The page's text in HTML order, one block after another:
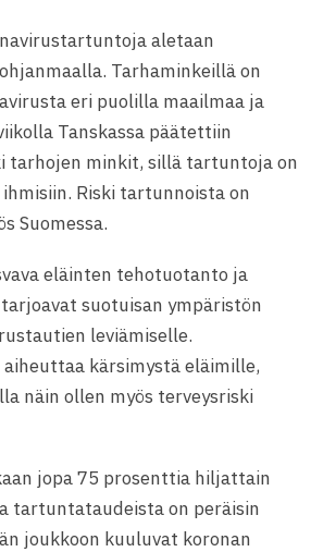
aletaan
Tarhaminkeillä on
eri puolilla maailmaa ja
Tanskassa päätettiin
tarhojen minkit, sillä tartuntoja on
Riski tartunnoista on
Suomessa.
eläinten tehotuotanto ja
suotuisan ympäristön
leviämiselle.
kärsimystä eläimille,
näin ollen myös terveysriski
jopa 75 prosenttia hiljattain
tartuntataudeista on peräisin
joukkoon kuuluvat koronan